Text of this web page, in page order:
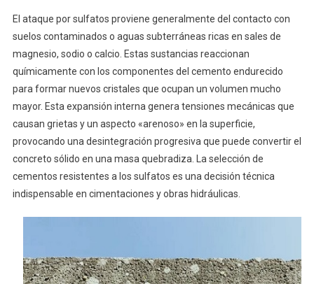
El ataque por sulfatos proviene generalmente del contacto con
suelos contaminados o aguas subterráneas ricas en sales de
magnesio, sodio o calcio. Estas sustancias reaccionan
químicamente con los componentes del cemento endurecido
para formar nuevos cristales que ocupan un volumen mucho
mayor. Esta expansión interna genera tensiones mecánicas que
causan grietas y un aspecto «arenoso» en la superficie,
provocando una desintegración progresiva que puede convertir el
concreto sólido en una masa quebradiza. La selección de
cementos resistentes a los sulfatos es una decisión técnica
indispensable en cimentaciones y obras hidráulicas.